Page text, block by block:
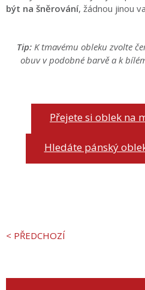
být na šněrování, žádnou jinou
Tip: K tmavému obleku zvolte
obuv v podobné barvě a k
Přejete si oblek na
Hledáte pánský
< PŘEDCHOZÍ